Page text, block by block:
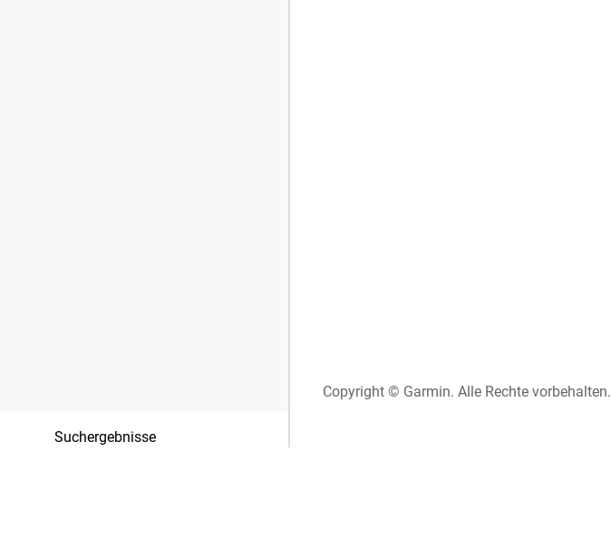
Suchergebnisse
Copyright © Garmin. Alle Rechte vorbehalten.